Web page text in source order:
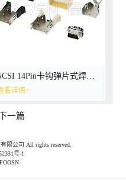
看详情>
一篇
限公司 All rights reserved.
号-1
FOOSN